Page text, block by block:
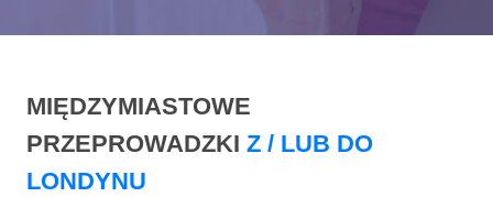
MIĘDZYMIASTOWE
PRZEPROWADZKI Z / LUB DO
LONDYNU